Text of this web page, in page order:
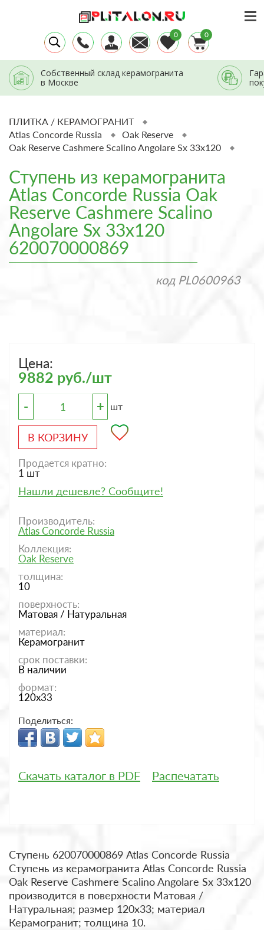
0 0
Собственный склад керамогранита
в Москве
ПЛИТКА / КЕРАМОГРАНИТ
Atlas Concorde Russia
Oak Reserve
Oak Reserve Cashmere Scalino Angolare Sx 33x120
Ступень из керамогранита
Atlas Concorde Russia Oak
Reserve Cashmere Scalino
Angolare Sx 33x120
620070000869
код PL0600963
Цена:
9882 руб./шт
- + шт
В КОРЗИНУ
Продается кратно:
1 шт
Нашли дешевле? Сообщите!
Производитель:
Atlas Concorde Russia
Коллекция:
Oak Reserve
толщина:
10
поверхность:
Матовая / Натуральная
материал:
Керамогранит
срок поставки:
В наличии
формат:
120x33
Поделиться:
Скачать каталог в PDF Распечатать
Ступень 620070000869 Atlas Concorde Russia
Ступень из керамогранита Atlas Concorde Russia
Oak Reserve Cashmere Scalino Angolare Sx 33x120
производится в поверхности Матовая /
Натуральная; размер 120x33; материал
Керамогранит; толщина 10.